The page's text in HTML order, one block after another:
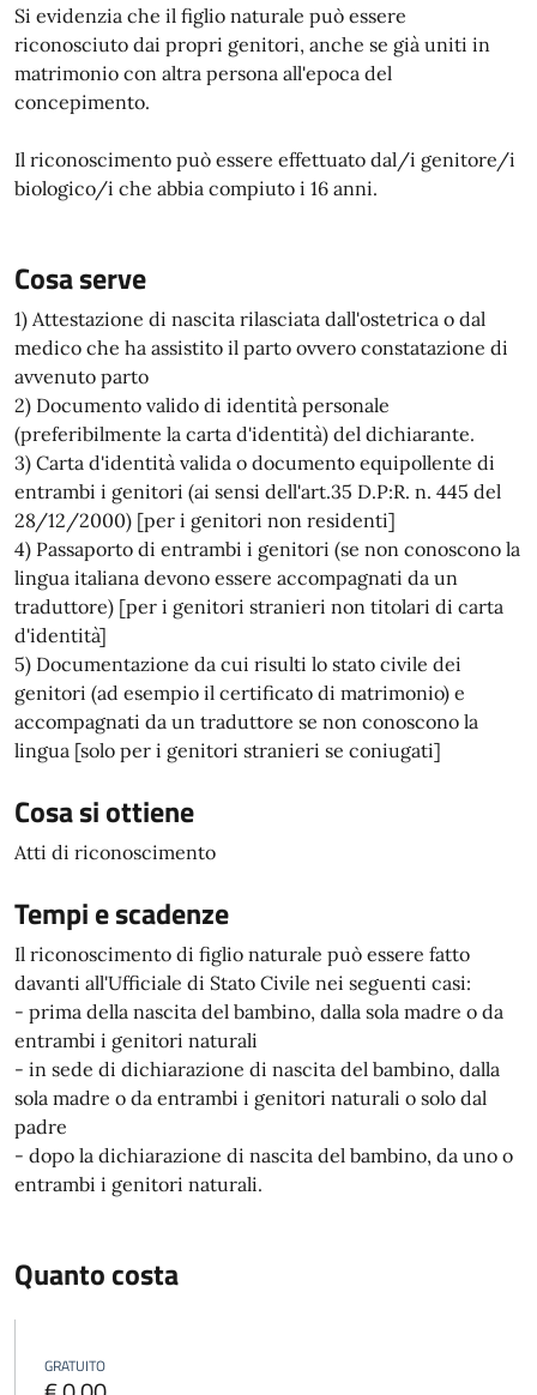
Si evidenzia che il figlio naturale può essere
riconosciuto dai propri genitori, anche se già uniti in
matrimonio con altra persona all'epoca del
concepimento.
Il riconoscimento può essere effettuato dal/i genitore/i
biologico/i che abbia compiuto i 16 anni.
Cosa serve
1) Attestazione di nascita rilasciata dall'ostetrica o dal
medico che ha assistito il parto ovvero constatazione di
avvenuto parto
2) Documento valido di identità personale
(preferibilmente la carta d'identità) del dichiarante.
3) Carta d'identità valida o documento equipollente di
entrambi i genitori (ai sensi dell'art.35 D.P:R. n. 445 del
28/12/2000) [per i genitori non residenti]
4) Passaporto di entrambi i genitori (se non conoscono la
lingua italiana devono essere accompagnati da un
traduttore) [per i genitori stranieri non titolari di carta
d'identità]
5) Documentazione da cui risulti lo stato civile dei
genitori (ad esempio il certificato di matrimonio) e
accompagnati da un traduttore se non conoscono la
lingua [solo per i genitori stranieri se coniugati]
Cosa si ottiene
Atti di riconoscimento
Tempi e scadenze
Il riconoscimento di figlio naturale può essere fatto
davanti all'Ufficiale di Stato Civile nei seguenti casi:
- prima della nascita del bambino, dalla sola madre o da
entrambi i genitori naturali
- in sede di dichiarazione di nascita del bambino, dalla
sola madre o da entrambi i genitori naturali o solo dal
padre
- dopo la dichiarazione di nascita del bambino, da uno o
entrambi i genitori naturali.
Quanto costa
GRATUITO